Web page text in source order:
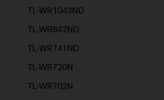
TL-WR1043ND
TL-WR842ND
TL-WR741ND
TL-WR720N
TL-WR702N